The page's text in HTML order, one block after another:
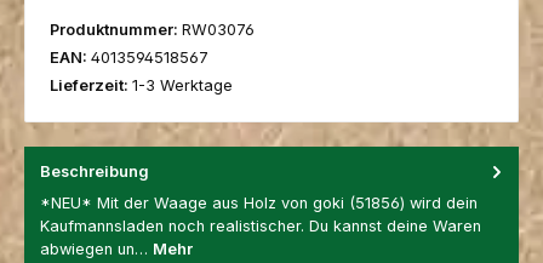
Produktnummer: RW03076
EAN: 4013594518567
Lieferzeit: 1-3 Werktage
Beschreibung
*NEU* Mit der Waage aus Holz von goki (51856) wird dein
Kaufmannsladen noch realistischer. Du kannst deine Waren
abwiegen un… Mehr